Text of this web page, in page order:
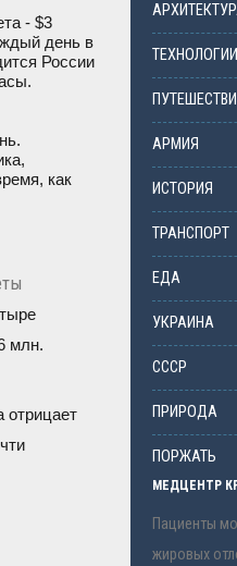
- $3
день в
России
как
млн.
отрицает
ТЕХНОЛОГИИ
АРМИЯ
ИСТОРИЯ
ТРАНСПОРТ
ЕДА
УКРАИНА
СССР
ПРИРОДА
ПОРЖАТЬ
МЕДЦЕНТР
Пациенты
жировых